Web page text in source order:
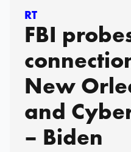
RT
FBI
New
and
– Biden